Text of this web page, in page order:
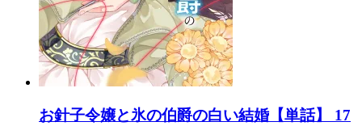
お針子令嬢と氷の伯爵の白い結婚【単話】 17